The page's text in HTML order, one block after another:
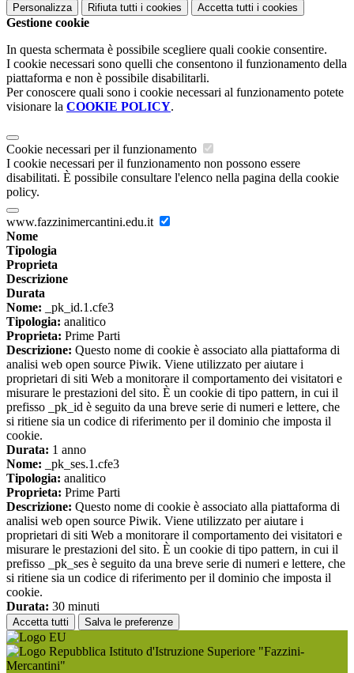
Personalizza Rifiuta tutti i cookies Accetta tutti i cookies
Gestione cookie
In questa schermata è possibile scegliere quali cookie consentire.
I cookie necessari sono quelli che consentono il funzionamento della
piattaforma e non è possibile disabilitarli.
Per conoscere quali sono i cookie necessari al funzionamento potete
visionare la COOKIE POLICY.
Cookie necessari per il funzionamento
I cookie necessari per il funzionamento non possono essere
disabilitati. È possibile consultare l'elenco nella pagina della cookie
policy.
www.fazzinimercantini.edu.it
Nome
Tipologia
Proprieta
Descrizione
Durata
Nome: _pk_id.1.cfe3
Tipologia: analitico
Proprieta: Prime Parti
Descrizione: Questo nome di cookie è associato alla piattaforma di
analisi web open source Piwik. Viene utilizzato per aiutare i
proprietari di siti Web a monitorare il comportamento dei visitatori e
misurare le prestazioni del sito. È un cookie di tipo pattern, in cui il
prefisso _pk_id è seguito da una breve serie di numeri e lettere, che
si ritiene sia un codice di riferimento per il dominio che imposta il
cookie.
Durata: 1 anno
Nome: _pk_ses.1.cfe3
Tipologia: analitico
Proprieta: Prime Parti
Descrizione: Questo nome di cookie è associato alla piattaforma di
analisi web open source Piwik. Viene utilizzato per aiutare i
proprietari di siti Web a monitorare il comportamento dei visitatori e
misurare le prestazioni del sito. È un cookie di tipo pattern, in cui il
prefisso _pk_ses è seguito da una breve serie di numeri e lettere, che
si ritiene sia un codice di riferimento per il dominio che imposta il
cookie.
Durata: 30 minuti
Accetta tutti Salva le preferenze
Istituto d'Istruzione Superiore "Fazzini-
Mercantini"